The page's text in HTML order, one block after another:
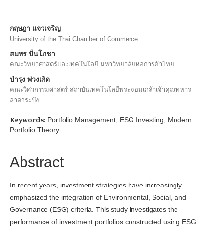
กฤษฎา แจวเจริญ
University of the Thai Chamber of Commerce
สมพร ปั่นโภชา
คณะวิทยาศาสตร์และเทคโนโลยี มหาวิทยาลัยหอการค้าไทย
บำรุง พ่วงเกิด
คณะวิศวกรรมศาสตร์ สถาบันเทคโนโลยีพระจอมเกล้าเจ้าคุณทหาร
ลาดกระบัง
Keywords: Portfolio Management, ESG Investing, Modern
Portfolio Theory
Abstract
In recent years, investment strategies have increasingly
emphasized the integration of Environmental, Social, and
Governance (ESG) criteria. This study investigates the
performance of investment portfolios constructed using ESG